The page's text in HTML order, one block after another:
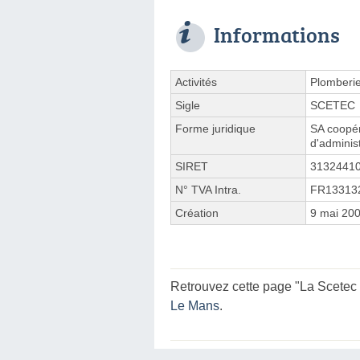
Informations
Activités
Sigle
SCETEC
Forme juridique
SA
SIRET
N° TVA Intra.
Création
9 mai
Retrouvez cette page "La
Le Mans.